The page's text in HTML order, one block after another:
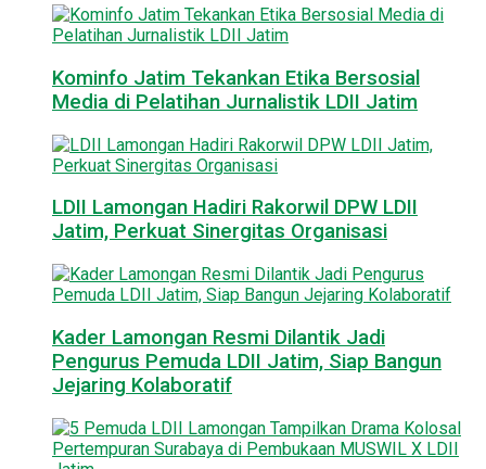
Kominfo Jatim Tekankan Etika Bersosial
Media di Pelatihan Jurnalistik LDII Jatim
LDII Lamongan Hadiri Rakorwil DPW LDII
Jatim, Perkuat Sinergitas Organisasi
Kader Lamongan Resmi Dilantik Jadi
Pengurus Pemuda LDII Jatim, Siap Bangun
Jejaring Kolaboratif